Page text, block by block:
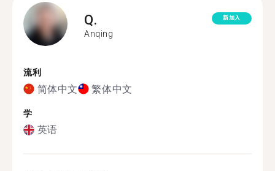
Q.
Anqing
新加入
流利
简体中文 繁体中文
学
英语